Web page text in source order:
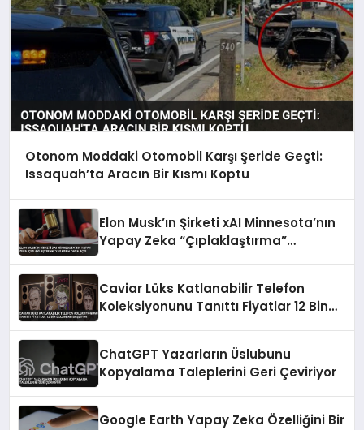
Otonom Moddaki Otomobil Karşı Şeride Geçti:
Issaquah’ta Aracın Bir Kısmı Koptu
Elon Musk’ın Şirketi xAI Minnesota’nın
Yapay Zeka “Çıplaklaştırma”
Caviar Lüks Katlanabilir Telefon
Koleksiyonunu Tanıttı Fiyatlar 12 Bin
ChatGPT Yazarların Üslubunu
Kopyalama Taleplerini Geri Çeviriyor
Google Earth Yapay Zeka Özelliğini Bir